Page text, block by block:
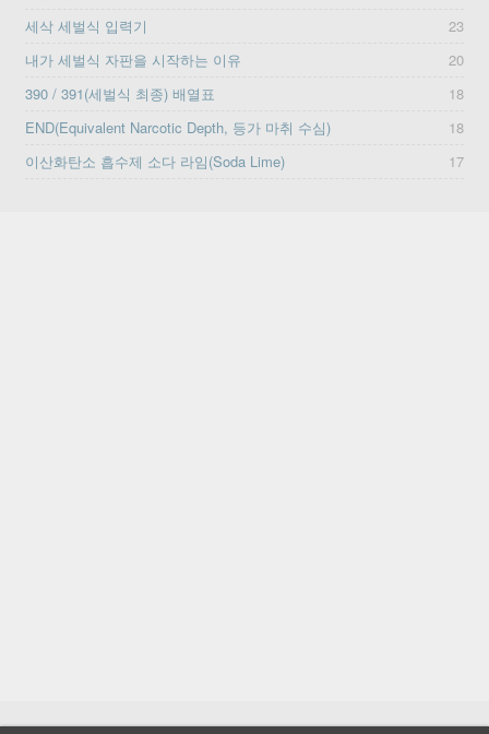
세삭 세벌식 입력기
23
내가 세벌식 자판을 시작하는 이유
20
390 / 391(세벌식 최종) 배열표
18
END(Equivalent Narcotic Depth, 등가 마취 수심)
18
이산화탄소 흡수제 소다 라임(Soda Lime)
17